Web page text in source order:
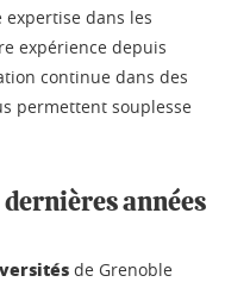
expertise dans les
expérience depuis
continue dans des
permettent souplesse
années
de Grenoble